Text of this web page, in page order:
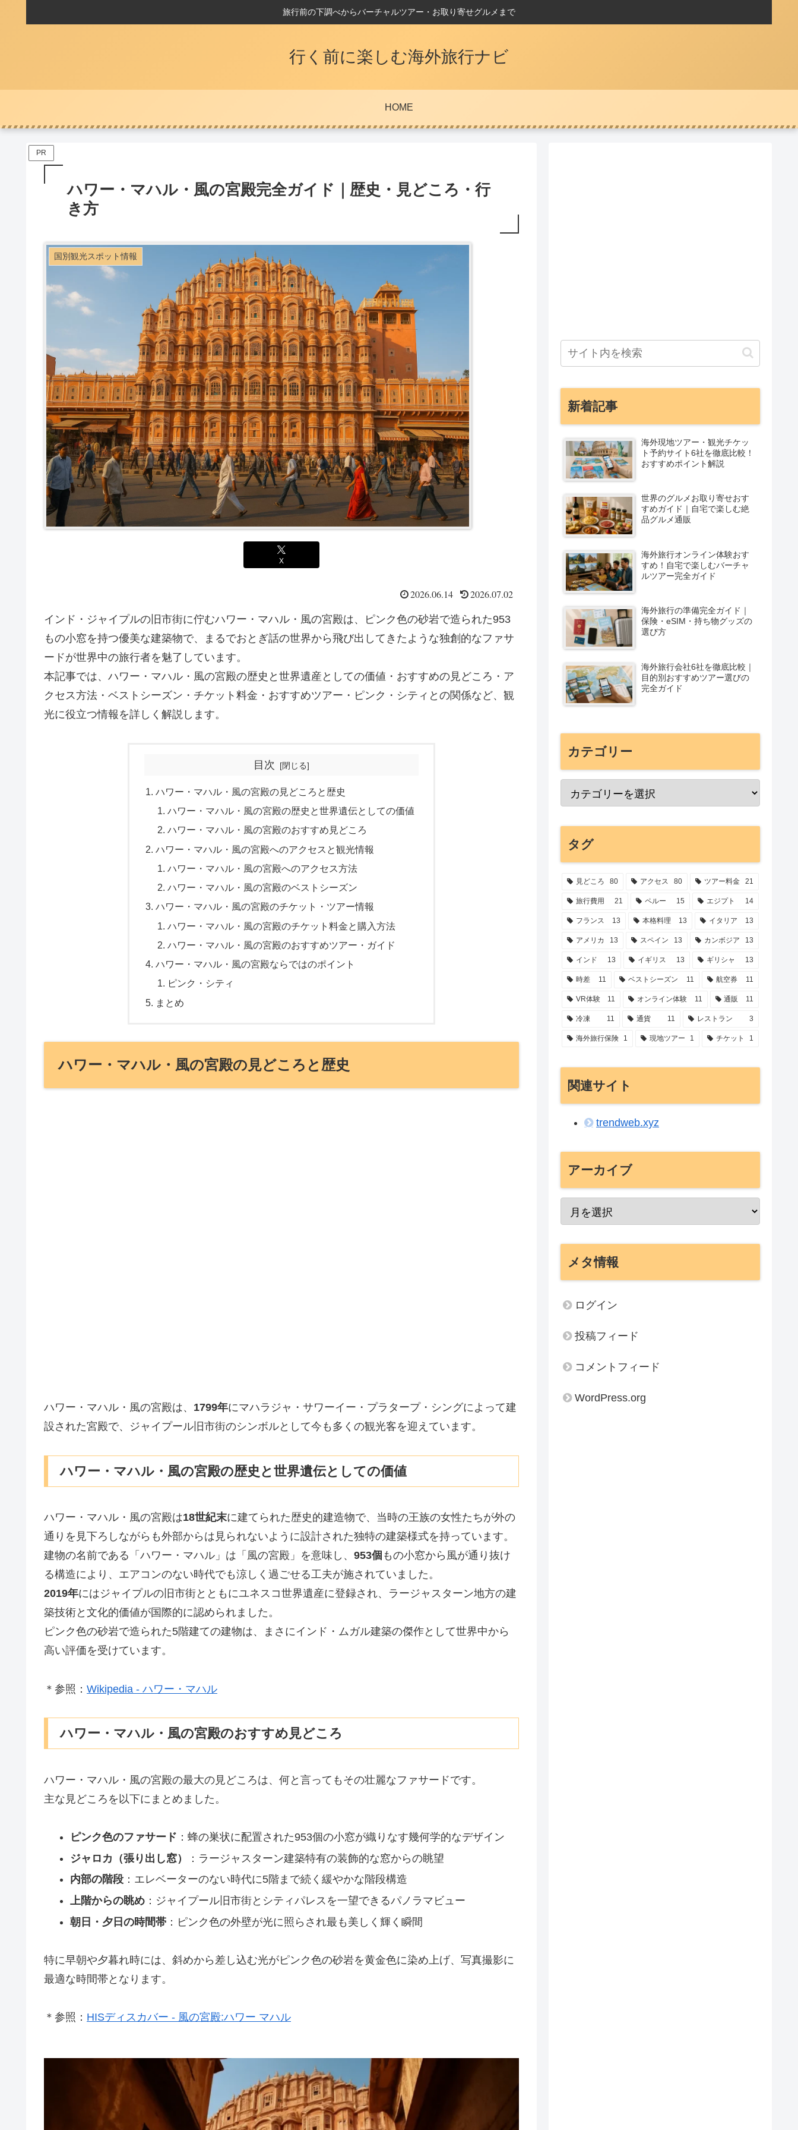
旅行前の下調べからバーチャルツアー・お取り寄せグルメまで
行く前に楽しむ海外旅行ナビ
HOME
PR
ハワー・マハル・風の宮殿完全ガイド｜歴史・見どころ・行
き方
国別観光スポット情報
X
2026.06.14 2026.07.02
インド・ジャイプルの旧市街に佇むハワー・マハル・風の宮殿は、ピンク色の砂岩で造られた953
もの小窓を持つ優美な建築物で、まるでおとぎ話の世界から飛び出してきたような独創的なファサ
ードが世界中の旅行者を魅了しています。
本記事では、ハワー・マハル・風の宮殿の歴史と世界遺産としての価値・おすすめの見どころ・ア
クセス方法・ベストシーズン・チケット料金・おすすめツアー・ピンク・シティとの関係など、観
光に役立つ情報を詳しく解説します。
目次
ハワー・マハル・風の宮殿の見どころと歴史
ハワー・マハル・風の宮殿の歴史と世界遺伝としての価値
ハワー・マハル・風の宮殿のおすすめ見どころ
ハワー・マハル・風の宮殿へのアクセスと観光情報
ハワー・マハル・風の宮殿へのアクセス方法
ハワー・マハル・風の宮殿のベストシーズン
ハワー・マハル・風の宮殿のチケット・ツアー情報
ハワー・マハル・風の宮殿のチケット料金と購入方法
ハワー・マハル・風の宮殿のおすすめツアー・ガイド
ハワー・マハル・風の宮殿ならではのポイント
ピンク・シティ
まとめ
ハワー・マハル・風の宮殿の見どころと歴史
ハワー・マハル・風の宮殿は、 1799年にマハラジャ・サワーイー・プラタープ・シングによって建
設された宮殿で、ジャイプール旧市街のシンボルとして今も多くの観光客を迎えています。
ハワー・マハル・風の宮殿の歴史と世界遺伝としての価値
ハワー・マハル・風の宮殿は18世紀末に建てられた歴史的建造物で、当時の王族の女性たちが外の
通りを見下ろしながらも外部からは見られないように設計された独特の建築様式を持っています。
建物の名前である「ハワー・マハル」は「風の宮殿」を意味し、 953個 もの小窓から風が通り抜け
る構造により、エアコンのない時代でも涼しく過ごせる工夫が施されていました。
2019年にはジャイプルの旧市街とともにユネスコ世界遺産に登録され、ラージャスターン地方の建
築技術と文化的価値が国際的に認められました。
ピンク色の砂岩で造られた5階建ての建物は、まさにインド・ムガル建築の傑作として世界中から
高い評価を受けています。
＊参照： Wikipedia - ハワー・マハル
ハワー・マハル・風の宮殿のおすすめ見どころ
ハワー・マハル・風の宮殿の最大の見どころは、何と言ってもその壮麗なファサードです。
主な見どころを以下にまとめました。
ピンク色のファサード ：蜂の巣状に配置された953個の小窓が織りなす幾何学的なデザイン
ジャロカ（張り出し窓）
：ラージャスターン建築特有の装飾的な窓からの眺望
内部の階段：エレベーターのない時代に5階まで続く緩やかな階段構造
上階からの眺め：ジャイプール旧市街とシティパレスを一望できるパノラマビュー
朝日・夕日の時間帯：ピンク色の外壁が光に照らされ最も美しく輝く瞬間
特に早朝や夕暮れ時には、斜めから差し込む光がピンク色の砂岩を黄金色に染め上げ、写真撮影に
最適な時間帯となります。
＊参照： HISディスカバー - 風の宮殿:ハワー マハル
新着記事
海外現地ツアー・観光チケッ
ト予約サイト6社を徹底比較！
おすすめポイント解説
世界のグルメお取り寄せおす
すめガイド｜自宅で楽しむ絶
品グルメ通販
海外旅行オンライン体験おす
すめ！自宅で楽しむバーチャ
ルツアー完全ガイド
海外旅行の準備完全ガイド｜
保険・eSIM・持ち物グッズの
選び方
海外旅行会社6社を徹底比較｜
目的別おすすめツアー選びの
完全ガイド
カテゴリー
タグ
見どころ 80 アクセス 80 ツアー料金 21
旅行費用 21 ペルー 15 エジプト 14
フランス 13 本格料理 13 イタリア 13
アメリカ 13 スペイン 13 カンボジア 13
インド 13 イギリス 13 ギリシャ 13
時差 11 ベストシーズン 11 航空券 11
VR体験 11 オンライン体験 11 通販 11
冷凍 11 通貨 11 レストラン 3
海外旅行保険 1 現地ツアー 1 チケット 1
関連サイト
trendweb.xyz
アーカイブ
メタ情報
ログイン
投稿フィード
コメントフィード
WordPress.org